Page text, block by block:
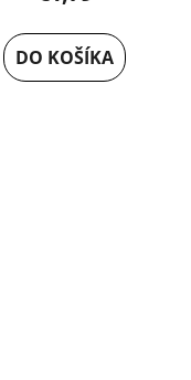
DO KOŠÍKA